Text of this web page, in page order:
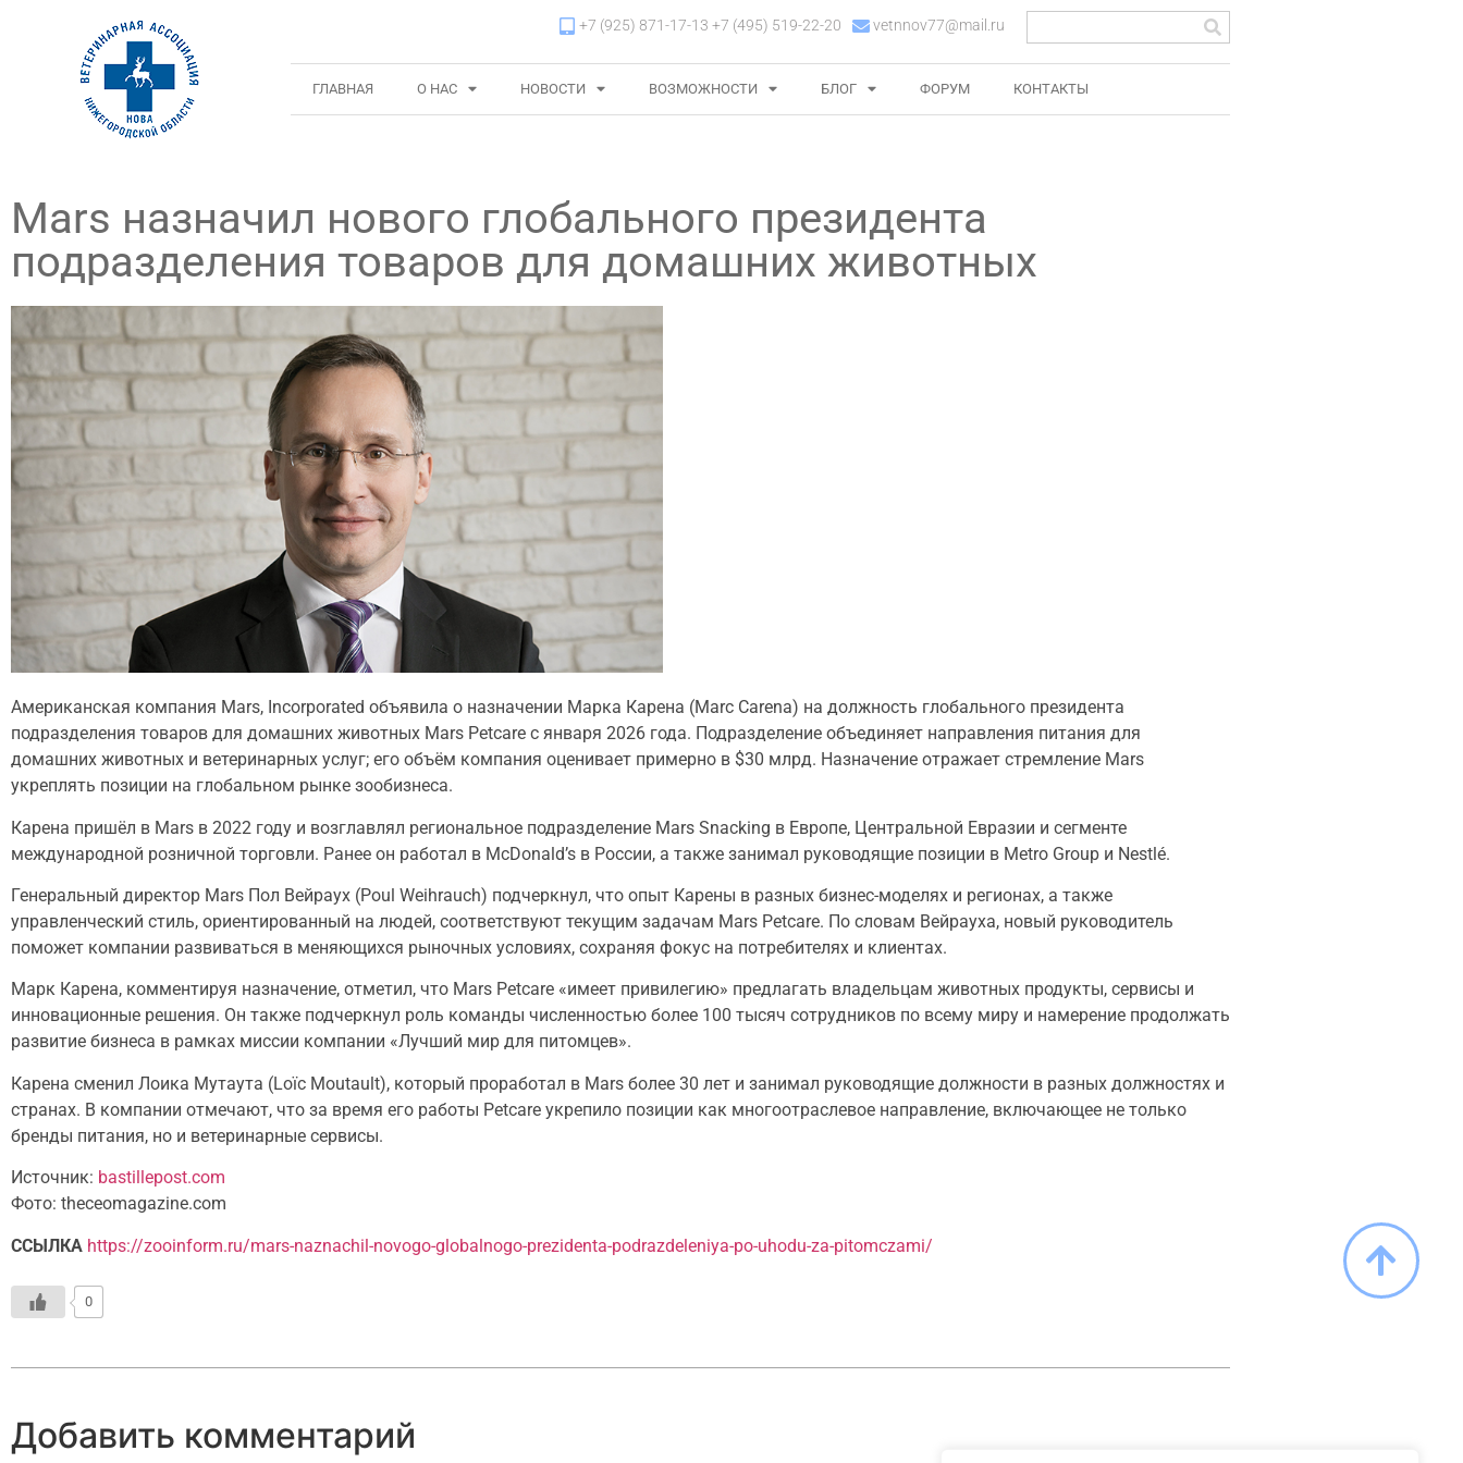
+7 (925) 871-17-13 +7 (495) 519-22-20 vetnnov77@mail.ru
ГЛАВНАЯ О НАС НОВОСТИ ВОЗМОЖНОСТИ БЛОГ ФОРУМ КОНТАКТЫ
Mars назначил нового глобального президента
подразделения товаров для домашних животных
Американская компания Mars, Incorporated объявила о назначении Марка Карена (Marc Carena) на должность глобального президента
подразделения товаров для домашних животных Mars Petcare с января 2026 года. Подразделение объединяет направления питания для
домашних животных и ветеринарных услуг; его объём компания оценивает примерно в $30 млрд. Назначение отражает стремление Mars
укреплять позиции на глобальном рынке зообизнеса.
Карена пришёл в Mars в 2022 году и возглавлял региональное подразделение Mars Snacking в Европе, Центральной Евразии и сегменте
международной розничной торговли. Ранее он работал в McDonald’s в России, а также занимал руководящие позиции в Metro Group и Nestlé.
Генеральный директор Mars Пол Вейраух (Poul Weihrauch) подчеркнул, что опыт Карены в разных бизнес-моделях и регионах, а также
управленческий стиль, ориентированный на людей, соответствуют текущим задачам Mars Petcare. По словам Вейрауха, новый руководитель
поможет компании развиваться в меняющихся рыночных условиях, сохраняя фокус на потребителях и клиентах.
Марк Карена, комментируя назначение, отметил, что Mars Petcare «имеет привилегию» предлагать владельцам животных продукты, сервисы и
инновационные решения. Он также подчеркнул роль команды численностью более 100 тысяч сотрудников по всему миру и намерение продолжать
развитие бизнеса в рамках миссии компании «Лучший мир для питомцев».
Карена сменил Лоика Мутаута (Loïc Moutault), который проработал в Mars более 30 лет и занимал руководящие должности в разных должностях и
странах. В компании отмечают, что за время его работы Petcare укрепило позиции как многоотраслевое направление, включающее не только
бренды питания, но и ветеринарные сервисы.
Источник: bastillepost.com
Фото: theceomagazine.com
ССЫЛКА https://zooinform.ru/mars-naznachil-novogo-globalnogo-prezidenta-podrazdeleniya-po-uhodu-za-pitomczami/
0
Добавить комментарий